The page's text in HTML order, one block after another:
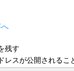
へ
残す
レスが公開されるこ